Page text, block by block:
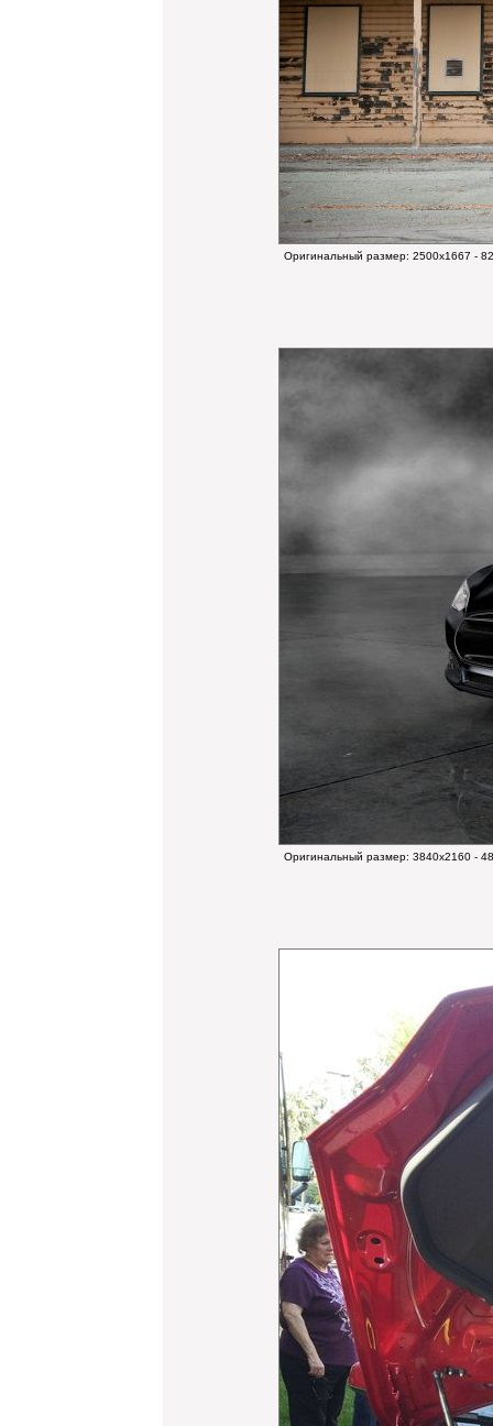
Оригинальный размер: 2500x1667 -
Оригинальный размер: 3840x2160 -